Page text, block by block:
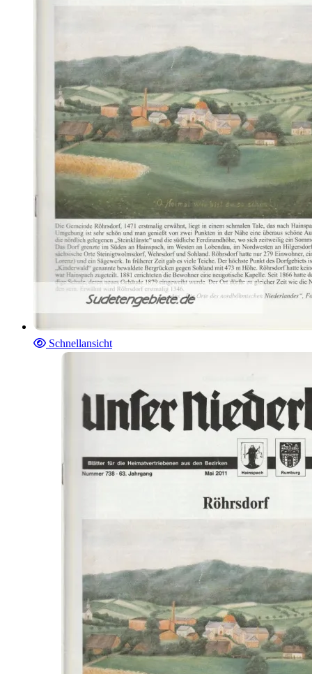
Schnellansicht